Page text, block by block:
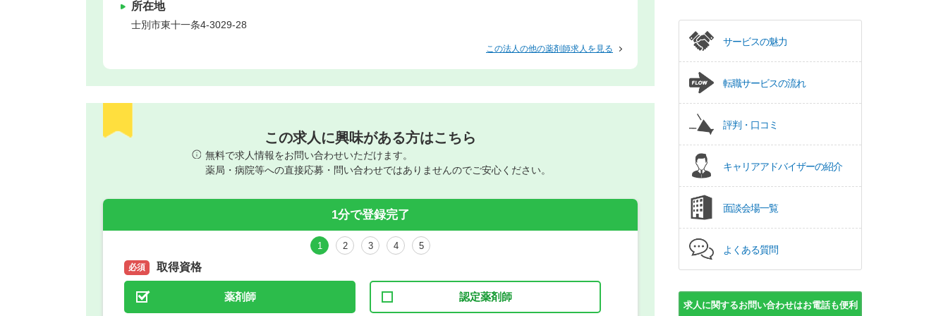
所在地
士別市東十一条4-3029-28
この法人の他の薬剤師求人を見る
この求人に興味がある方はこちら
無料で求人情報をお問い合わせいただけます。
薬局・病院等への直接応募・問い合わせではありませんのでご安心ください。
1分で登録完了
1 2 3 4 5
必須 取得資格
薬剤師 認定薬剤師
必須 希望の働き方
正社員
サービスの魅力
転職サービスの流れ
評判・口コミ
キャリアアドバイザーの紹介
面談会場一覧
よくある質問
求人に関するお問い合わせはお電話も便利